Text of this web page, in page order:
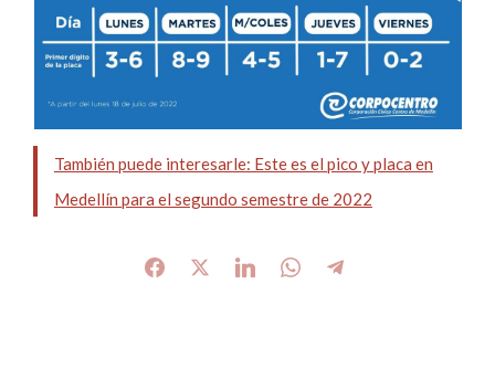
También puede interesarle: Este es el pico y placa en
Medellín para el segundo semestre de 2022